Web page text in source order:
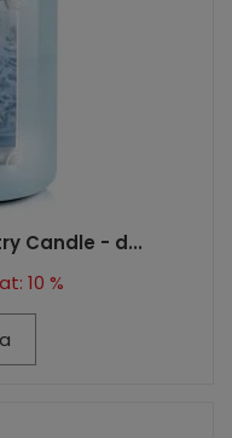
Candle - d...
10 %